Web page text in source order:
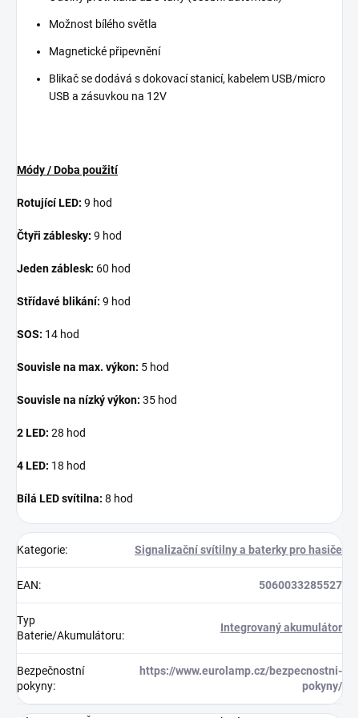
Možnost bílého světla
Magnetické připevnění
Blikač se dodává s dokovací stanicí, kabelem USB/micro
USB a zásuvkou na 12V
Módy / Doba použití
Rotující LED: 9 hod
Čtyři záblesky: 9 hod
Jeden záblesk: 60 hod
Střídavé blikání: 9 hod
SOS: 14 hod
Souvisle na max. výkon: 5 hod
Souvisle na nízký výkon: 35 hod
2 LED: 28 hod
4 LED: 18 hod
Bílá LED svítilna: 8 hod
Kategorie: Signalizační svítilny a baterky pro hasiče
EAN: 5060033285527
Typ
Baterie/Akumulátoru:
Integrovaný akumulátor
Bezpečnostní
pokyny:
https://www.eurolamp.cz/bezpecnostni-
pokyny/